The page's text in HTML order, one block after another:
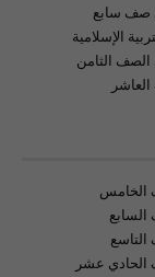
صف سابع
الإسلامية
الثامن
الخامس
السابع
التاسع
الحادي عشر